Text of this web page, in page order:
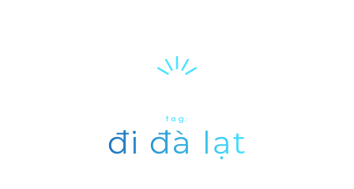
tag:
đi đà lạt